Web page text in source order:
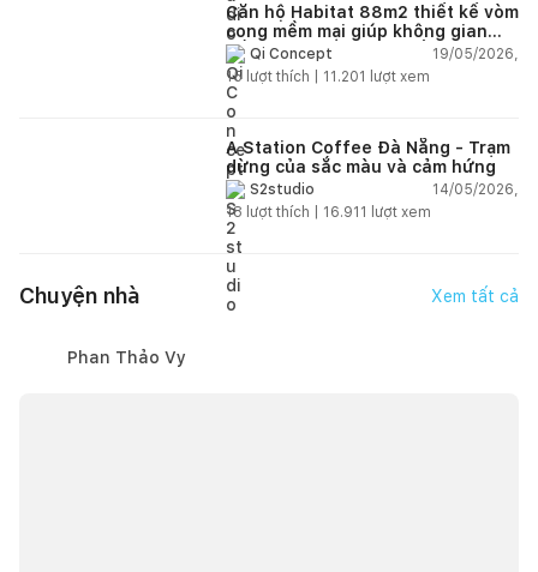
Căn hộ Habitat 88m2 thiết kế vòm
cong mềm mại giúp không gian
sống hiện đại trở nên ấm áp hơn
Qi Concept
19/05/2026,
15 lượt thích | 11.201 lượt xem
A Station Coffee Đà Nẵng - Trạm
dừng của sắc màu và cảm hứng
S2studio
14/05/2026,
18 lượt thích | 16.911 lượt xem
Chuyện nhà Xem tất cả
Phan Thảo Vy